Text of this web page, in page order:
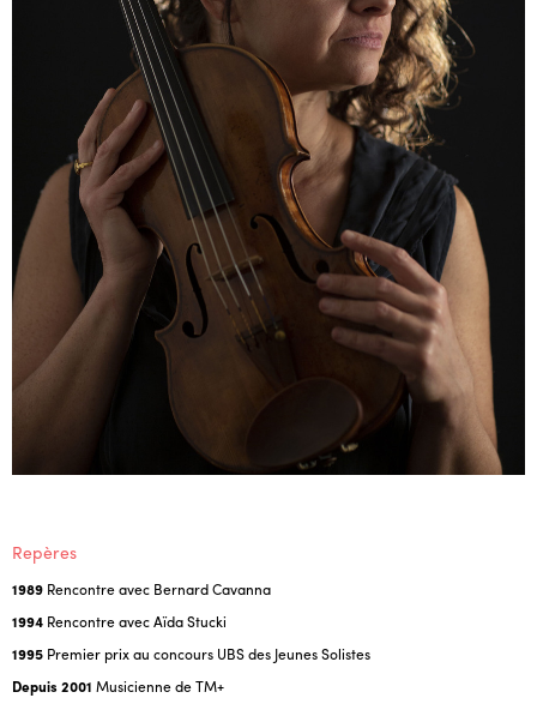
Repères
1989 Rencontre avec Bernard Cavanna
1994 Rencontre avec Aïda Stucki
1995 Premier prix au concours UBS des Jeunes Solistes
Depuis 2001 Musicienne de TM+